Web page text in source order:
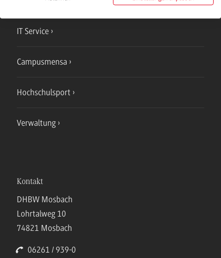
IT Service
Campusmensa
Hochschulsport
Verwaltung
Kontakt
DHBW Mosbach
Lohrtalweg 10
74821 Mosbach
06261 / 939-0